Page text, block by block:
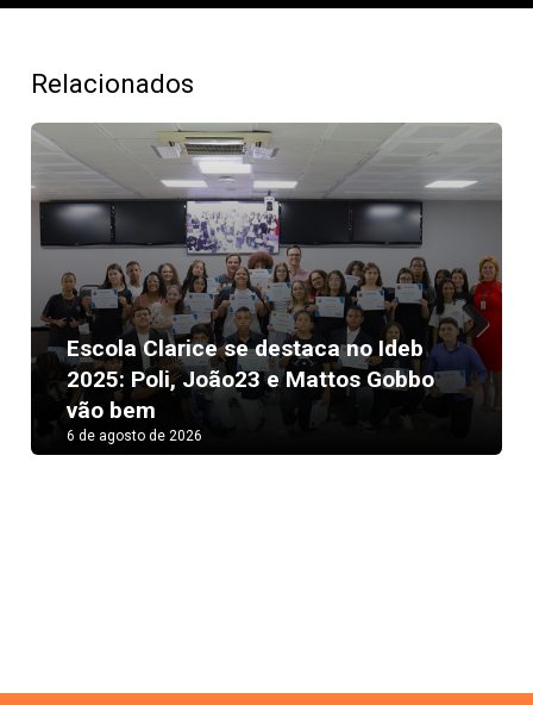
Relacionados
Escola Clarice se destaca no Ideb
2025: Poli, João23 e Mattos Gobbo
vão bem
6 de agosto de 2026
Next